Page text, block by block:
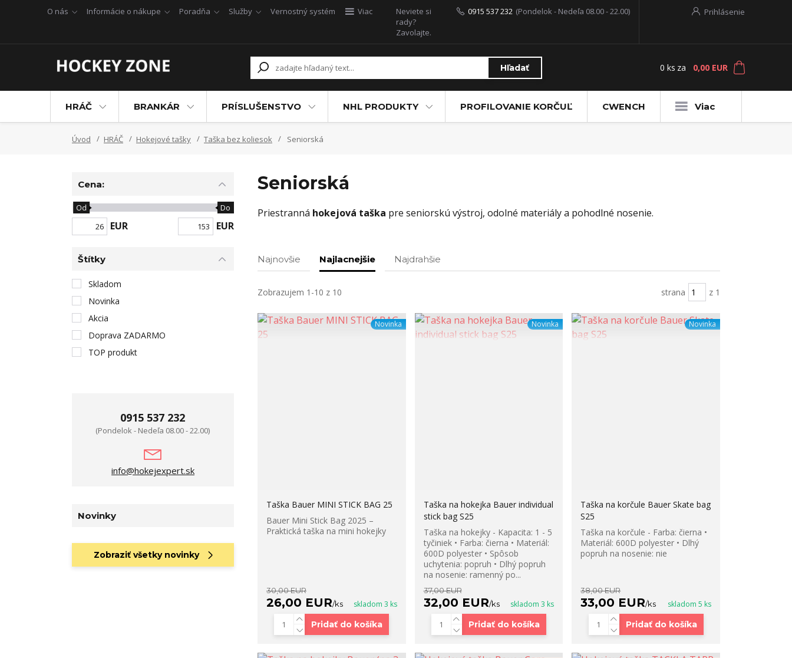
O nás Informácie o nákupe Poradňa Služby Vernostný systém Viac Prihlásenie
Hľadať
Neviete si
rady?
Zavolajte.
0915 537 232 (Pondelok - Nedeľa 08.00 - 22.00)
0 ks za 0,00 EUR
HRÁČ BRANKÁR PRÍSLUŠENSTVO NHL PRODUKTY PROFILOVANIE KORČUĽ CWENCH Viac
Úvod HRÁČ Hokejové tašky Taška bez koliesok Seniorská
Seniorská
Priestranná hokejová taška pre seniorskú výstroj, odolné materiály a pohodlné nosenie.
Najnovšie Najlacnejšie Najdrahšie
Zobrazujem 1-10 z 10 strana z 1
Novinka
Taška Bauer MINI STICK BAG 25
Bauer Mini Stick Bag 2025 –
Praktická taška na mini hokejky
30,00 EUR
26,00 EUR/ks skladom 3 ks
Pridať do košíka
Novinka
Taška na hokejka Bauer individual
stick bag S25
Taška na hokejky - Kapacita: 1 - 5
tyčiniek • Farba: čierna • Materiál:
600D polyester • Spôsob
uchytenia: popruh • Dlhý popruh
na nosenie: ramenný po...
37,00 EUR
32,00 EUR/ks skladom 3 ks
Pridať do košíka
Novinka
Taška na korčule Bauer Skate bag
S25
Taška na korčule - Farba: čierna •
Materiál: 600D polyester • Dlhý
popruh na nosenie: nie
38,00 EUR
33,00 EUR/ks skladom 5 ks
Pridať do košíka
Cena:
EUR
Od Do
EUR
Štítky
Skladom
Novinka
Akcia
Doprava ZADARMO
TOP produkt
0915 537 232
(Pondelok - Nedeľa 08.00 - 22.00)
info@hokejexpert.sk
Novinky
Zobraziť všetky novinky